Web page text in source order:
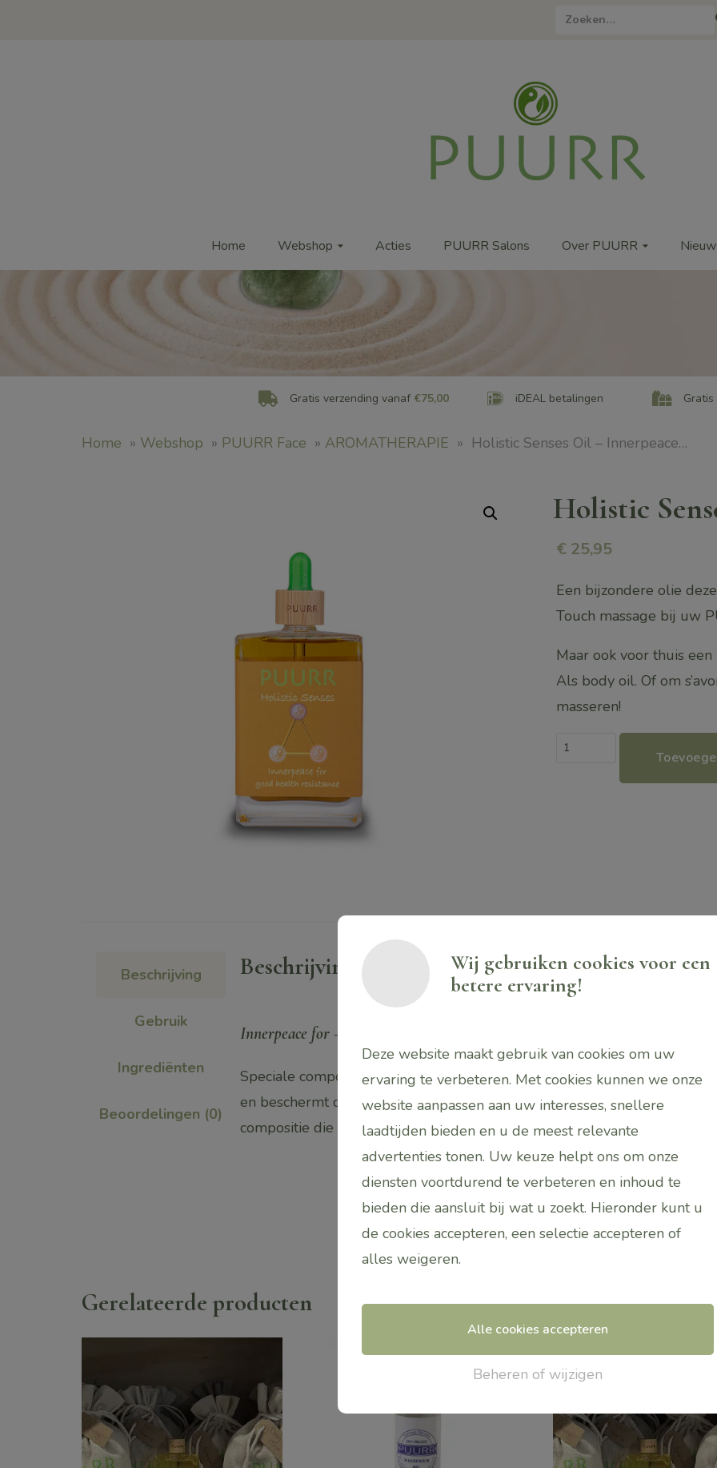
Zoeken
Home Webshop Acties PUURR Salons Over PUURR
Gratis verzending vanaf €75,00 iDEAL betalingen Gratis
Home » Webshop » PUURR Face » AROMATHERAPIE » Holistic Senses Oil – Innerpeace…
Holistic
€ 25,95
Een bijzondere olie
Touch massage bij uw
Maar ook voor thuis
Als body oil. Of om
masseren!
Holistic
Beschrijving
Gebruik
Ingrediënten
Beoordelingen (0)
Beschrijving
innerpeace for – good health resistance
Speciale compositie van biologische Jojoba en Avocado olie. Deze
en beschermt de huid. Bevat o.a. Vitamine A, E, D en anti-oxydanten. 2%
compositie die rust geeft bij stress voor een betere mentale gezondheid.
Gerelateerde producten
Wij gebruiken cookies voor een
betere ervaring!
Deze website maakt gebruik van cookies om uw
ervaring te verbeteren. Met cookies kunnen we onze
website aanpassen aan uw interesses, snellere
laadtijden bieden en u de meest relevante
advertenties tonen. Uw keuze helpt ons om onze
diensten voortdurend te verbeteren en inhoud te
bieden die aansluit bij wat u zoekt. Hieronder kunt u
de cookies accepteren, een selectie accepteren of
alles weigeren.
Alle cookies accepteren
Beheren of wijzigen